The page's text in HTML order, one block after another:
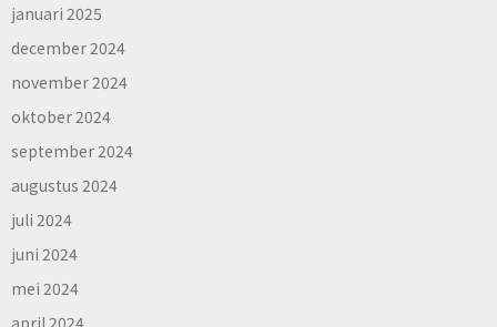
januari 2025
december 2024
november 2024
oktober 2024
september 2024
augustus 2024
juli 2024
juni 2024
mei 2024
april 2024